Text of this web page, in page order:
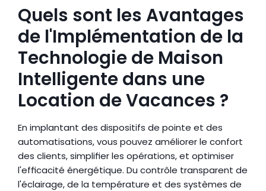
Quels sont les Avantages
de l'Implémentation de la
Technologie de Maison
Intelligente dans une
Location de Vacances ?
En implantant des dispositifs de pointe et des
automatisations, vous pouvez améliorer le confort
des clients, simplifier les opérations, et optimiser
l'efficacité énergétique. Du contrôle transparent de
l'éclairage, de la température et des systèmes de